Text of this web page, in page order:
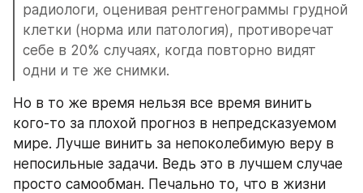
радиологи, оценивая рентгенограммы грудной
клетки (норма или патология), противоречат
себе в 20% случаях, когда повторно видят
одни и те же снимки.
Но в то же время нельзя все время винить
кого-то за плохой прогноз в непредсказуемом
мире. Лучше винить за непоколебимую веру в
непосильные задачи. Ведь это в лучшем случае
просто самообман. Печально то, что в жизни